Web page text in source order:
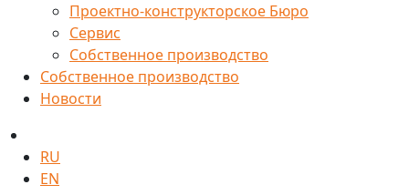
Проектно-конструкторское Бюро
Сервис
Собственное производство
Собственное производство
Новости
RU
EN